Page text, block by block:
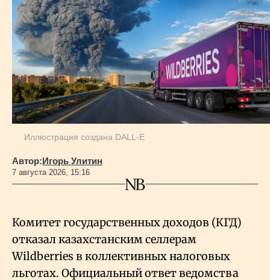
Иллюстрация создана DALL-E
Автор:Игорь Улитин
7 августа 2026, 15:16
Комитет государственных доходов (КГД)
отказал казахстанским селлерам
Wildberries в коллективных налоговых
льготах. Официальный ответ ведомства